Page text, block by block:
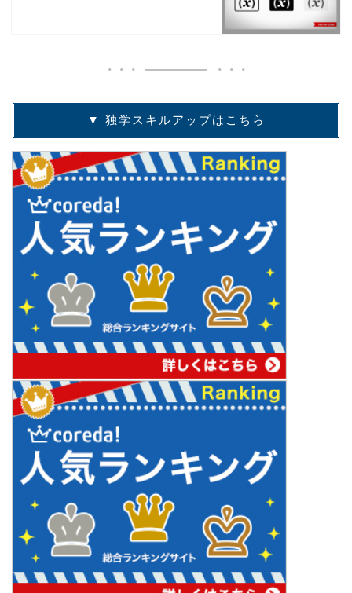
▼ 独学スキルアップはこちら